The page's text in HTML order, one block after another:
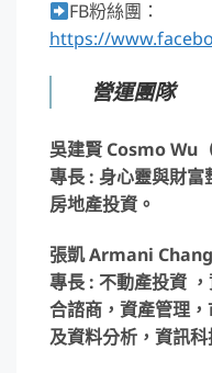
FB粉絲團：
https://
營運團隊
吳建賢 Cosmo Wu
專長 : 身心靈與財富
房地產投資。
張凱 Armani Chang
專長 : 不動產投資
合諮商，資產管理
及資料分析，資訊